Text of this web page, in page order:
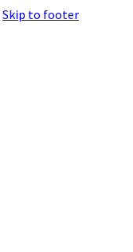
Skip to footer